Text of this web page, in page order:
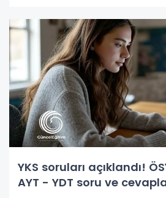
YKS soruları açıklandı!
AYT - YDT soru ve